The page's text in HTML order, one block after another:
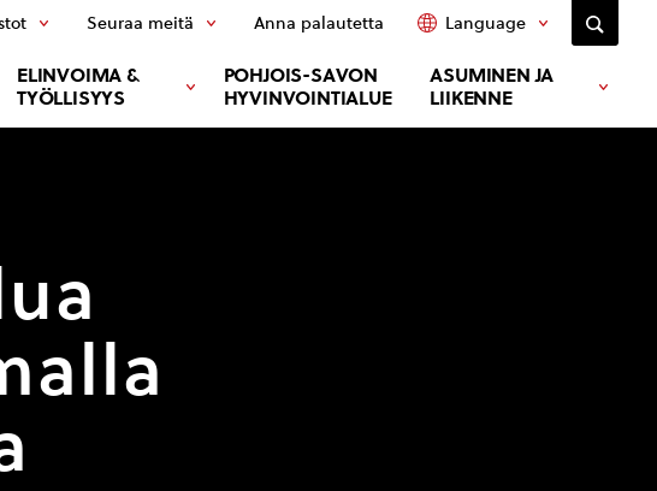
ELINVOIMA &
TYÖLLISYYS
POHJOIS-SAVON
HYVINVOINTIALUE
ASUMINEN JA
LIIKENNE
Seuraa meitä Anna palautetta Language